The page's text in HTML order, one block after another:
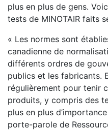
plus en plus de gens.
tests de MINOTAIR faits
« Les normes sont
canadienne de
différents ordres de
publics et les fabricants.
régulièrement pour tenir
produits, y compris des
plus en plus
porte-parole de